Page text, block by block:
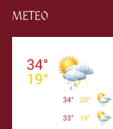
METEO